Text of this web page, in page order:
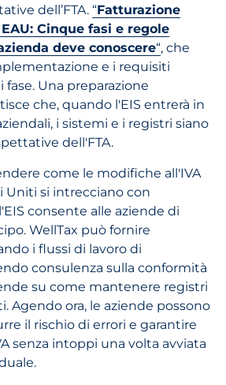
dell’FTA. “Fatturazione
Cinque fasi e regole
deve conoscere“, che
e i requisiti
fase. Una preparazione
che, quando l'EIS entrerà in
i sistemi e i registri siano
dell'FTA.
come le modifiche all'IVA
Uniti si intrecciano con
consente alle aziende di
WellTax può fornire
i flussi di lavoro di
consulenza sulla conformità
su come mantenere registri
Agendo ora, le aziende possono
il rischio di errori e garantire
senza intoppi una volta avviata